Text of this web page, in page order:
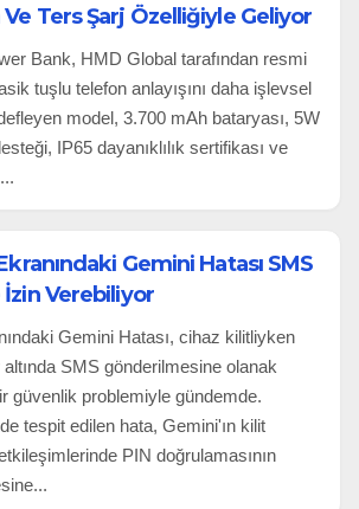
Ters Şarj Özelliğiyle Geliyor
Bank, HMD Global tarafından resmi
tuşlu telefon anlayışını daha işlevsel
model, 3.700 mAh bataryası, 5W
IP65 dayanıklılık sertifikası ve
Gemini Hatası SMS
Verebiliyor
Gemini Hatası, cihaz kilitliyken
SMS gönderilmesine olanak
güvenlik problemiyle gündemde.
tespit edilen hata, Gemini'ın kilit
PIN doğrulamasının